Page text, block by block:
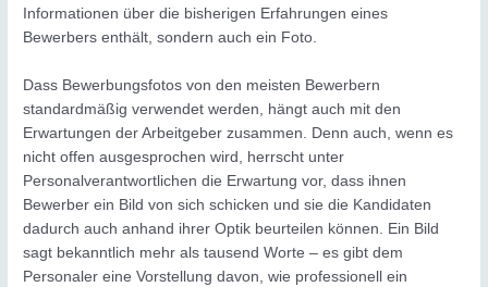
Informationen über die bisherigen Erfahrungen eines
Bewerbers enthält, sondern auch ein Foto.
Dass Bewerbungsfotos von den meisten Bewerbern
standardmäßig verwendet werden, hängt auch mit den
Erwartungen der Arbeitgeber zusammen. Denn auch, wenn es
nicht offen ausgesprochen wird, herrscht unter
Personalverantwortlichen die Erwartung vor, dass ihnen
Bewerber ein Bild von sich schicken und sie die Kandidaten
dadurch auch anhand ihrer Optik beurteilen können. Ein Bild
sagt bekanntlich mehr als tausend Worte – es gibt dem
Personaler eine Vorstellung davon, wie professionell ein